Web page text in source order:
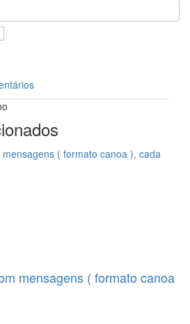
mensagens ( formato canoa